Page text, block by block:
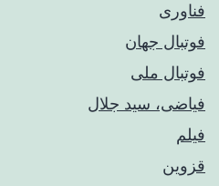
فناوری
فوتبال جهان
فوتبال ملی
فیاضی، سید جلال
فیلم
قزوین